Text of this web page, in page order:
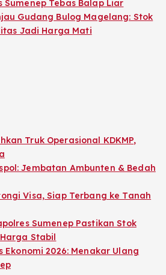
Sumenep Tebas Balap Liar
Gudang Bulog Magelang: Stok
Jadi Harga Mati
Truk Operasional KDKMP,
Jembatan Ambunten & Bedah
Visa, Siap Terbang ke Tanah
Sumenep Pastikan Stok
Stabil
Ekonomi 2026: Menakar Ulang